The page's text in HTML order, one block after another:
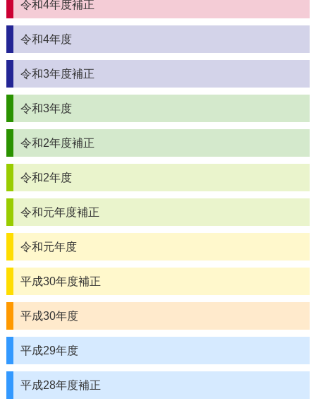
令和4年度補正
令和4年度
令和3年度補正
令和3年度
令和2年度補正
令和2年度
令和元年度補正
令和元年度
平成30年度補正
平成30年度
平成29年度
平成28年度補正